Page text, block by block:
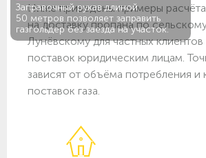
Заправочный рукав длиной
50 метров позволяет заправить
газгольдер без заезда на участок.
Ниже приведены примеры
на доставку пропана по
Лунёвскому для частных
поставок юридическим лицам.
зависят от объёма потребления и
поставок газа.